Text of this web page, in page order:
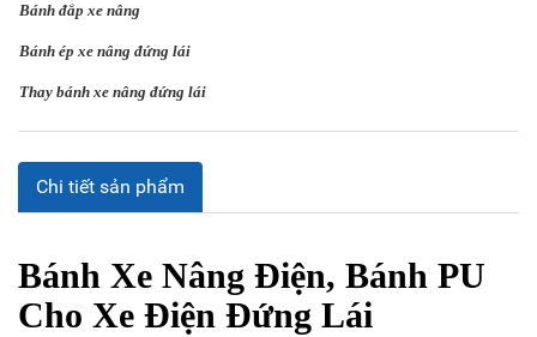
Bánh đắp xe nâng
Bánh ép xe nâng đứng lái
Thay bánh xe nâng đứng lái
Chi tiết sản phẩm
Bánh Xe Nâng Điện, Bánh PU
Cho Xe Điện Đứng Lái